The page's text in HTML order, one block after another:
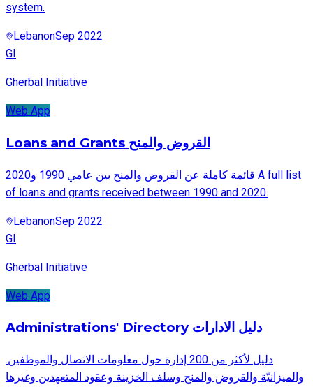
system.
LebanonSep 2022
GI
Gherbal Initiative
Web App
Loans and Grants القروض والمنح
قائمة كاملة عن القروض والمنح بين عامي 1990 و2020 A full list
of loans and grants received between 1990 and 2020.
LebanonSep 2022
GI
Gherbal Initiative
Web App
Administrations' Directory دليل الادارات
.دليل لأكثر من 200 إدارة حول معلومات الاتصال والموظفين
والميزانيّة والقروض والمنح وسلف الخزينة وعقود المتعهدين وغيرها